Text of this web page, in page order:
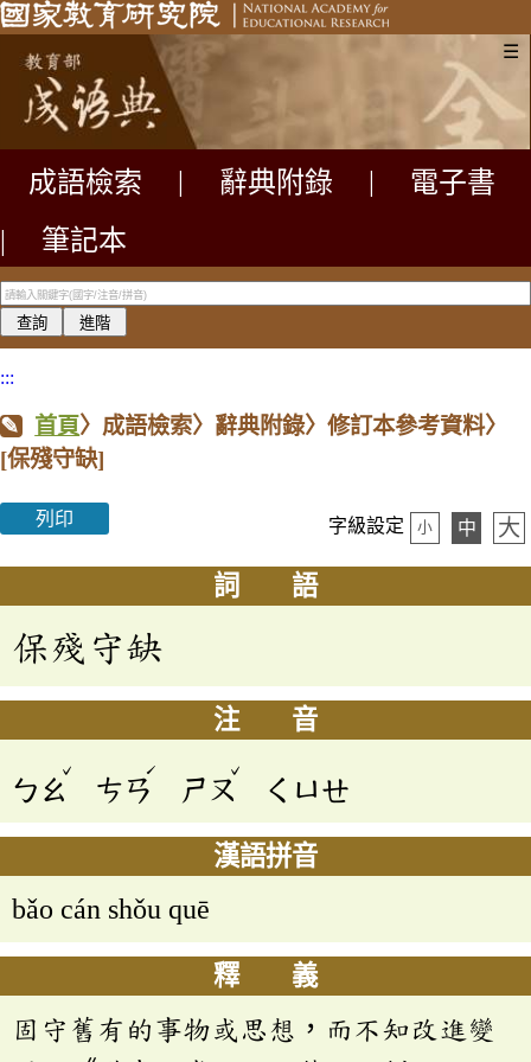
☰
成語檢索 辭典附錄
電子書
|
筆記本
:::
首頁〉成語檢索〉辭典附錄〉修訂本參考資料〉
[保殘守缺]
列印 字級設定 小 中 大
詞 語
保殘守缺
注 音
ㄅㄠ
ˇ
ㄘㄢ
ˊ
ㄕㄡ
ˇ
ㄑㄩㄝ
漢語拼音
bǎo cán shǒu quē
釋 義
固守舊有的事物或思想，而不知改進變